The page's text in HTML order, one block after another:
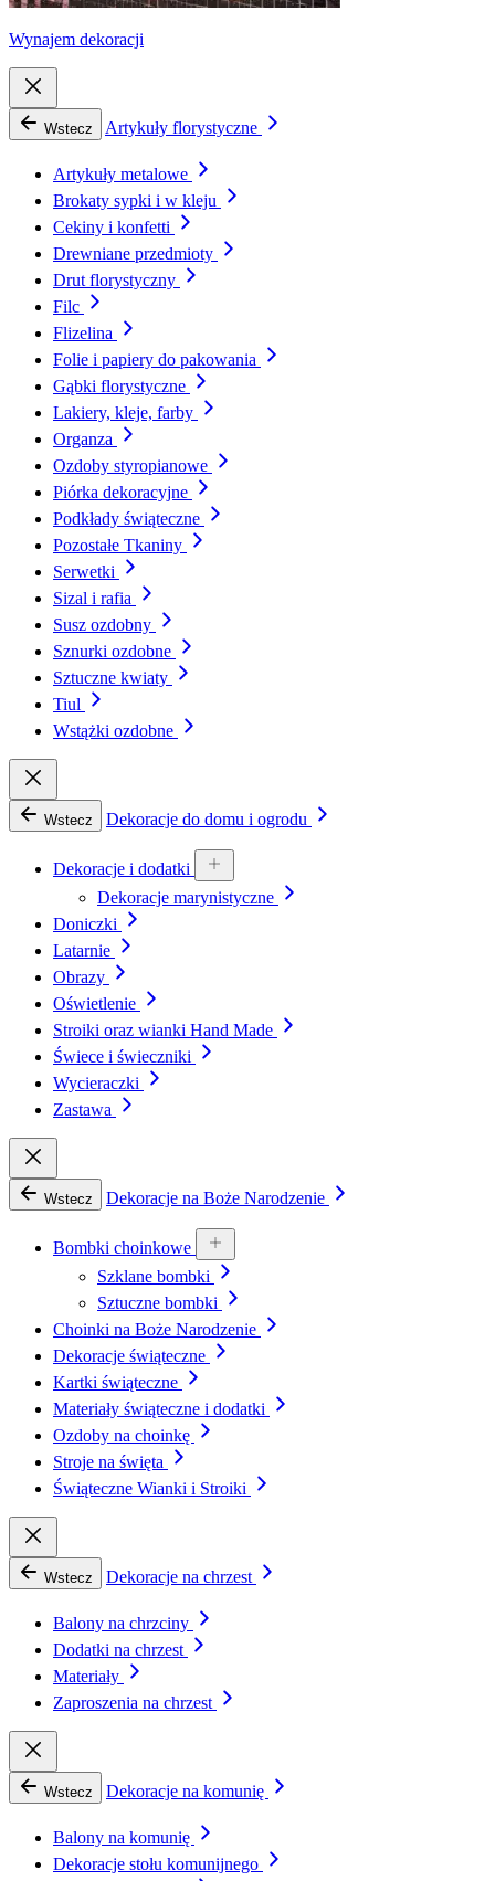
Wynajem dekoracji
Wstecz Artykuły florystyczne
Artykuły metalowe
Brokaty sypki i w kleju
Cekiny i konfetti
Drewniane przedmioty
Drut florystyczny
Filc
Flizelina
Folie i papiery do pakowania
Gąbki florystyczne
Lakiery, kleje, farby
Organza
Ozdoby styropianowe
Piórka dekoracyjne
Podkłady świąteczne
Pozostałe Tkaniny
Serwetki
Sizal i rafia
Susz ozdobny
Sznurki ozdobne
Sztuczne kwiaty
Tiul
Wstążki ozdobne
Wstecz Dekoracje do domu i ogrodu
Dekoracje i dodatki
Dekoracje marynistyczne
Doniczki
Latarnie
Obrazy
Oświetlenie
Stroiki oraz wianki Hand Made
Świece i świeczniki
Wycieraczki
Zastawa
Wstecz Dekoracje na Boże Narodzenie
Bombki choinkowe
Szklane bombki
Sztuczne bombki
Choinki na Boże Narodzenie
Dekoracje świąteczne
Kartki świąteczne
Materiały świąteczne i dodatki
Ozdoby na choinkę
Stroje na święta
Świąteczne Wianki i Stroiki
Wstecz Dekoracje na chrzest
Balony na chrzciny
Dodatki na chrzest
Materiały
Zaproszenia na chrzest
Wstecz Dekoracje na komunię
Balony na komunię
Dekoracje stołu komunijnego